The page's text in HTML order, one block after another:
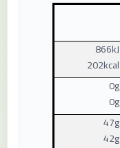
866kJ
202kcal
0g
0g
47g
42g